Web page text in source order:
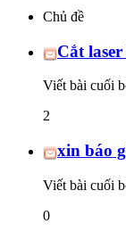
Chủ đề
Cắt
Viết bài cuối
2
xin báo
Viết bài cuối
0